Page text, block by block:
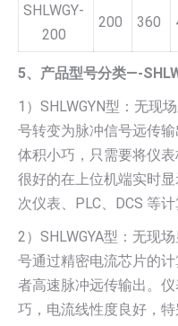
SHLWGY-
200
200 360
5、产品型号分类—-
1）SHLWGYN型：无现
号转变为脉冲信号远传
体积小巧，只需要将仪
很好的在上位机端实时
次仪表、PLC、DCS 等
2）SHLWGYA型：无现
号通过精密电流芯片的
者高速脉冲远传输出。
巧，电流线性度良好，特